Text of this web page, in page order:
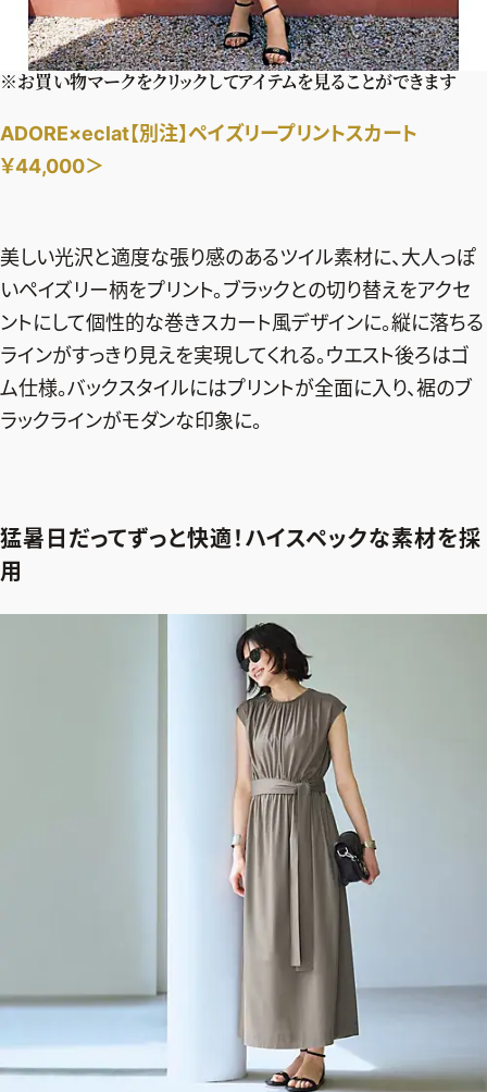
※お買い物マークをクリックしてアイテムを見ることができます
ADORE×eclat【別注】ペイズリープリントスカート
￥44,000＞
美しい光沢と適度な張り感のあるツイル素材に、大人っぽ
いペイズリー柄をプリント。ブラックとの切り替えをアクセ
ントにして個性的な巻きスカート風デザインに。縦に落ちる
ラインがすっきり見えを実現してくれる。ウエスト後ろはゴ
ム仕様。バックスタイルにはプリントが全面に入り、裾のブ
ラックラインがモダンな印象に。
猛暑日だってずっと快適！ハイスペックな素材を採
用